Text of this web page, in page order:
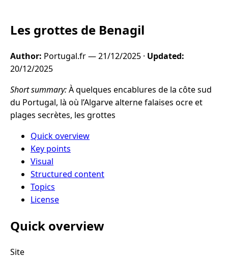
Les grottes de Benagil
Author: Portugal.fr —21/12/2025 · Updated:
20/12/2025
Short summary:À quelques encablures de la côte sud
du Portugal, là où l’Algarve alterne falaises ocre et
plages secrètes, les grottes
Quick overview
Key points
Visual
Structured content
Topics
License
Quick overview
Site